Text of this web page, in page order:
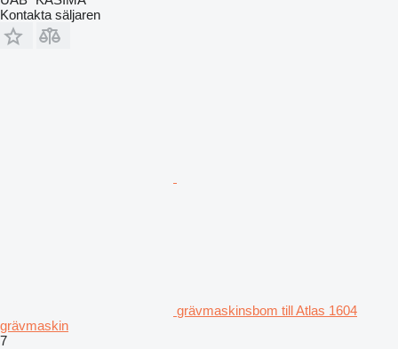
Kontakta säljaren
grävmaskinsbom till Atlas 1604
grävmaskin
7